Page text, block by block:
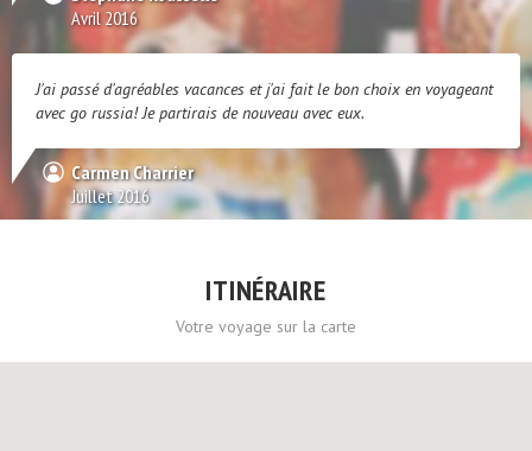
Avril 2016
J'ai passé d'agréables vacances et j'ai fait le bon choix en voyageant
avec go russia! Je partirais de nouveau avec eux.
Carmen Charrier
Juillet 2016
ITINÉRAIRE
Votre voyage sur la carte